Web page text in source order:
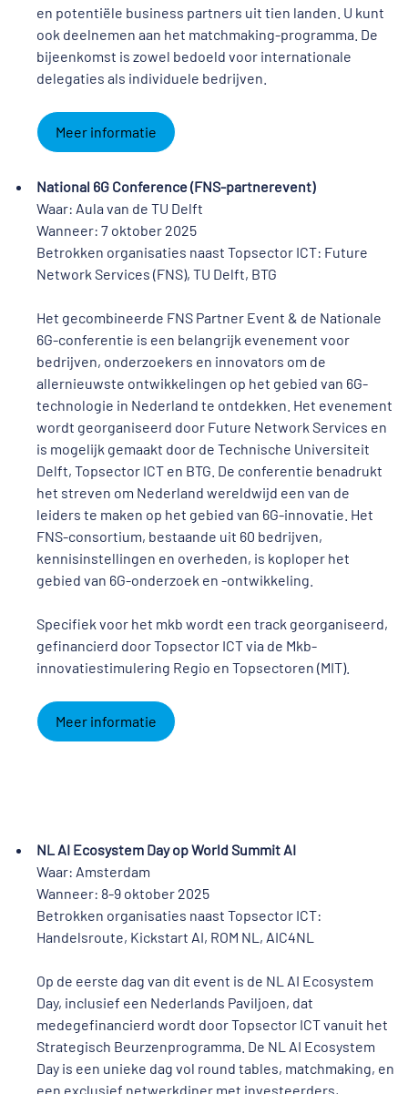
en potentiële business partners uit tien landen. U kunt
ook deelnemen aan het matchmaking-programma. De
bijeenkomst is zowel bedoeld voor internationale
delegaties als individuele bedrijven.
Meer informatie
National 6G Conference (FNS-partnerevent)
Waar: Aula van de TU Delft
Wanneer: 7 oktober 2025
Betrokken organisaties naast Topsector ICT: Future
Network Services (FNS), TU Delft, BTG
Het gecombineerde FNS Partner Event & de Nationale
6G-conferentie is een belangrijk evenement voor
bedrijven, onderzoekers en innovators om de
allernieuwste ontwikkelingen op het gebied van 6G-
technologie in Nederland te ontdekken. Het evenement
wordt georganiseerd door Future Network Services en
is mogelijk gemaakt door de Technische Universiteit
Delft, Topsector ICT en BTG. De conferentie benadrukt
het streven om Nederland wereldwijd een van de
leiders te maken op het gebied van 6G-innovatie. Het
FNS-consortium, bestaande uit 60 bedrijven,
kennisinstellingen en overheden, is koploper het
gebied van 6G-onderzoek en -ontwikkeling.
Specifiek voor het mkb wordt een track georganiseerd,
gefinancierd door Topsector ICT via de Mkb-
innovatiestimulering Regio en Topsectoren (MIT).
Meer informatie
NL AI Ecosystem Day op World Summit AI
Waar: Amsterdam
Wanneer: 8-9 oktober 2025
Betrokken organisaties naast Topsector ICT:
Handelsroute, Kickstart AI, ROM NL, AIC4NL
Op de eerste dag van dit event is de NL AI Ecosystem
Day, inclusief een Nederlands Paviljoen, dat
medegefinancierd wordt door Topsector ICT vanuit het
Strategisch Beurzenprogramma. De NL AI Ecosystem
Day is een unieke dag vol round tables, matchmaking, en
een exclusief netwerkdiner met investeerders,